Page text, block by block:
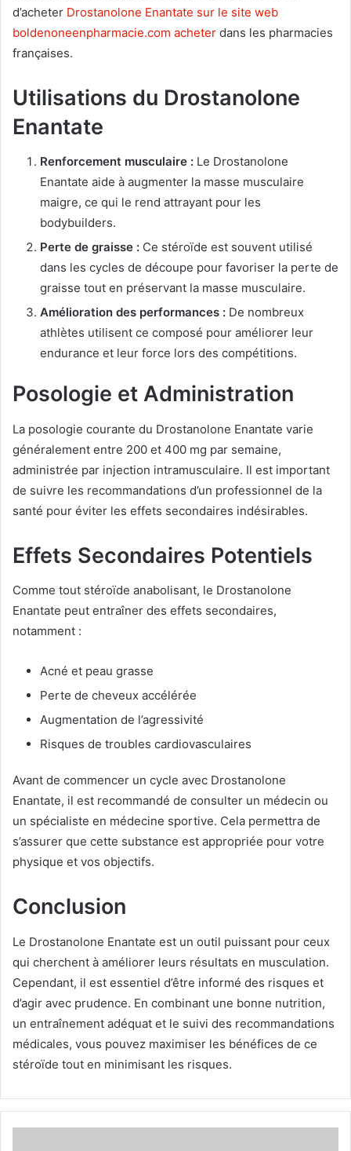
d’acheter Drostanolone Enantate sur le site web
boldenoneenpharmacie.com acheter dans les pharmacies
françaises.
Utilisations du Drostanolone
Enantate
Renforcement musculaire : Le Drostanolone
Enantate aide à augmenter la masse musculaire
maigre, ce qui le rend attrayant pour les
bodybuilders.
Perte de graisse : Ce stéroïde est souvent utilisé
dans les cycles de découpe pour favoriser la perte de
graisse tout en préservant la masse musculaire.
Amélioration des performances : De nombreux
athlètes utilisent ce composé pour améliorer leur
endurance et leur force lors des compétitions.
Posologie et Administration
La posologie courante du Drostanolone Enantate varie
généralement entre 200 et 400 mg par semaine,
administrée par injection intramusculaire. Il est important
de suivre les recommandations d’un professionnel de la
santé pour éviter les effets secondaires indésirables.
Effets Secondaires Potentiels
Comme tout stéroïde anabolisant, le Drostanolone
Enantate peut entraîner des effets secondaires,
notamment :
Acné et peau grasse
Perte de cheveux accélérée
Augmentation de l’agressivité
Risques de troubles cardiovasculaires
Avant de commencer un cycle avec Drostanolone
Enantate, il est recommandé de consulter un médecin ou
un spécialiste en médecine sportive. Cela permettra de
s’assurer que cette substance est appropriée pour votre
physique et vos objectifs.
Conclusion
Le Drostanolone Enantate est un outil puissant pour ceux
qui cherchent à améliorer leurs résultats en musculation.
Cependant, il est essentiel d’être informé des risques et
d’agir avec prudence. En combinant une bonne nutrition,
un entraînement adéquat et le suivi des recommandations
médicales, vous pouvez maximiser les bénéfices de ce
stéroïde tout en minimisant les risques.